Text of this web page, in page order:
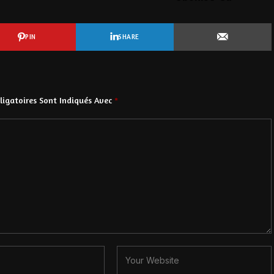
PIN SHARE
Sont Indiqués Avec *